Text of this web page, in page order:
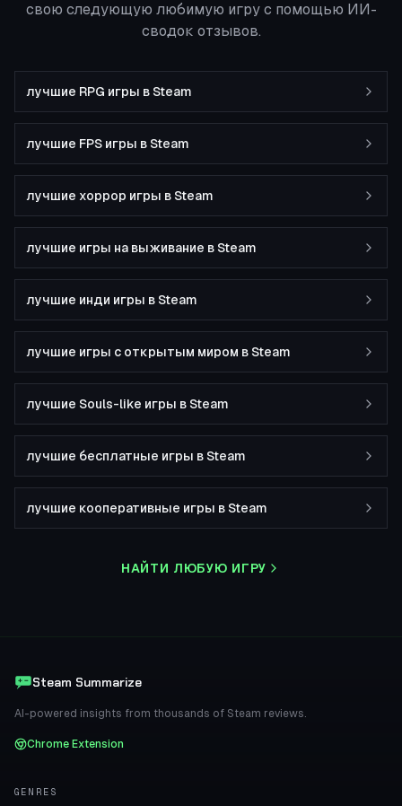
свою следующую любимую игру с помощью ИИ-
сводок отзывов.
лучшие RPG игры в Steam
лучшие FPS игры в Steam
лучшие хоррор игры в Steam
лучшие игры на выживание в Steam
лучшие инди игры в Steam
лучшие игры с открытым миром в Steam
лучшие Souls-like игры в Steam
лучшие бесплатные игры в Steam
лучшие кооперативные игры в Steam
НАЙТИ ЛЮБУЮ ИГРУ
Steam Summarize
AI-powered insights from thousands of Steam reviews.
Chrome Extension
GENRES